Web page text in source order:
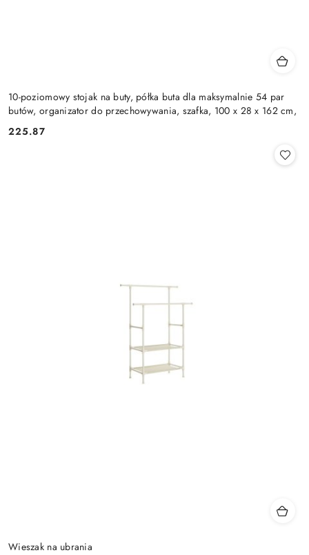
10-poziomowy stojak na buty, półka buta dla maksymalnie 54 par
butów, organizator do przechowywania, szafka, 100 x 28 x 162 cm,
Cena:
225.87
Wieszak na ubrania